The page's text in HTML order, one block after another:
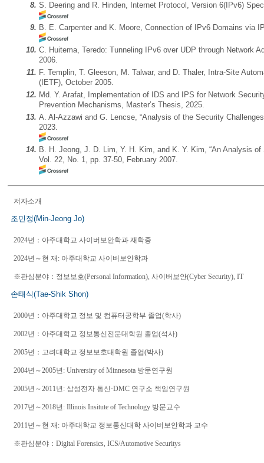
8. S. Deering and R. Hinden, Internet Protocol, Version 6(IPv6)
9. B. E. Carpenter and K. Moore, Connection of IPv6 Domains via
10. C. Huitema, Teredo: Tunneling IPv6 over UDP through Network
2006.
11. F. Templin, T. Gleeson, M. Talwar, and D. Thaler, Intra-Site
(IETF), October 2005.
12. Md. Y. Arafat, Implementation of IDS and IPS for Network
Prevention Mechanisms, Master’s Thesis, 2025.
13. A. Al-Azzawi and G. Lencse, “Analysis of the Security
2023.
14. B. H. Jeong, J. D. Lim, Y. H. Kim, and K. Y. Kim, “An Analysis
Vol. 22, No. 1, pp. 37-50, February 2007.
저자소개
조민정(Min-Jeong Jo)
2024년：아주대학교 사이버보안학과 재학중
2024년～현 재: 아주대학교 사이버보안학과
※관심분야：정보보호(Personal Information), 사이버보안(Cyber Security), IT
손태식(Tae-Shik Shon)
2000년：아주대학교 정보 및 컴퓨터공학부 졸업(학사)
2002년：아주대학교 정보통신전문대학원 졸업(석사)
2005년：고려대학교 정보보호대학원 졸업(박사)
2004년～2005년: Universiry of Minnesota 방문연구원
2005년～2011년: 삼성전자 통신·DMC 연구소 책임연구원
2017년～2018년: Illinois Insitute of Technology 방문교수
2011년～현 재: 아주대학교 정보통신대학 사이버보안학과 교수
※관심분야：Digital Forensics, ICS/Automotive Securitys